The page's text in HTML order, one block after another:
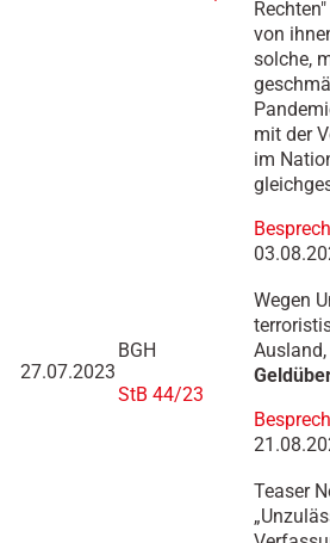
von
solche,
mit der
im
27.07.2023
BGH
StB 44/23
Wegen
Teaser